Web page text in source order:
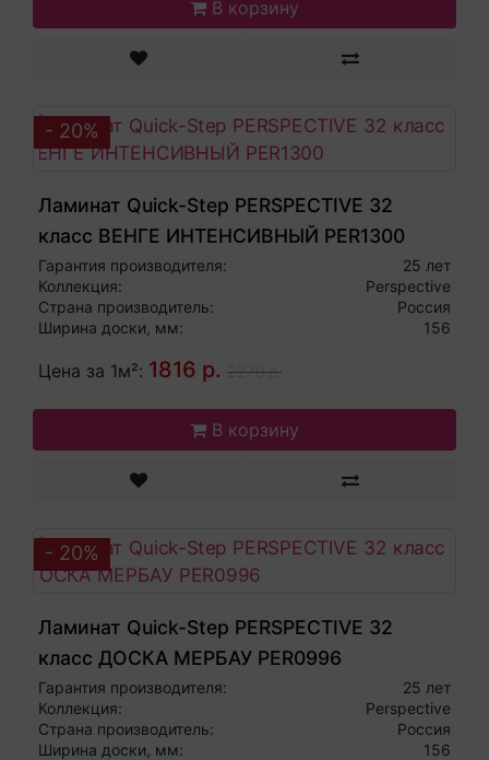
В корзину
- 20%
Ламинат Quick-Step PERSPECTIVE 32
класс ВЕНГЕ ИНТЕНСИВНЫЙ PER1300
Гарантия производителя:
25 лет
Коллекция:
Perspective
Страна производитель:
Россия
Ширина доски, мм:
156
Цена за 1м²: 1816 р. 2270 р.
В корзину
- 20%
Ламинат Quick-Step PERSPECTIVE 32
класс ДОСКА МЕРБАУ PER0996
Гарантия производителя:
25 лет
Коллекция:
Perspective
Страна производитель:
Россия
Ширина доски, мм:
156